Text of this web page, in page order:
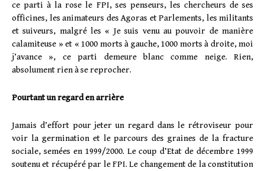
ce parti à la rose le FPI, ses penseurs, les chercheurs de ses
officines, les animateurs des Agoras et Parlements, les militants
et suiveurs, malgré les « Je suis venu au pouvoir de manière
calamiteuse » et « 1000 morts à gauche, 1000 morts à droite, moi
j’avance », ce parti demeure blanc comme neige. Rien,
absolument rien à se reprocher.
Pourtant un regard en arrière
Jamais d’effort pour jeter un regard dans le rétroviseur pour
voir la germination et le parcours des graines de la fracture
sociale, semées en 1999/2000. Le coup d’Etat de décembre 1999
soutenu et récupéré par le FPI. Le changement de la constitution